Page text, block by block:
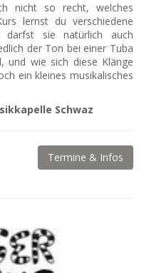
nicht so recht, welches
lernst du verschiedene
darfst sie natürlich auch
der Ton bei einer Tuba
wie sich diese Klänge
ein kleines musikalisches
Schwaz
Termine & Infos